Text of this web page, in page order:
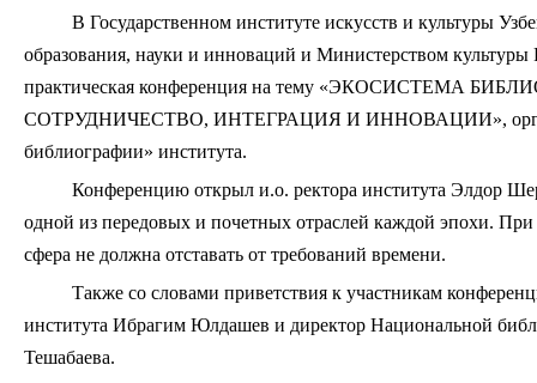
В Государственном институте искусств и культуры
образования, науки и инноваций и Министерством
практическая конференция на тему «ЭКОСИСТЕМА
СОТРУДНИЧЕСТВО, ИНТЕГРАЦИЯ И ИННОВАЦИИ»,
библиографии» института.
Конференцию открыл и.о. ректора института Элдор
одной из передовых и почетных отраслей каждой эпохи.
сфера не должна отставать от требований времени.
Также со словами приветствия к участникам
института Ибрагим Юлдашев и директор Национальной
Тешабаева.